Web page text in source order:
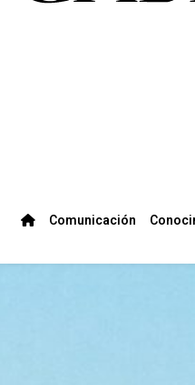
Comunicación